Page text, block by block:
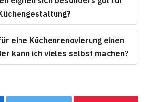
eine Küchenrenovierung einen
kann ich vieles selbst machen?